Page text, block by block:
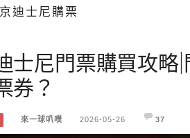
球叭噗
迪士尼購票
士尼門票購買攻略
券？
來一球叭噗 2026-05-26 37